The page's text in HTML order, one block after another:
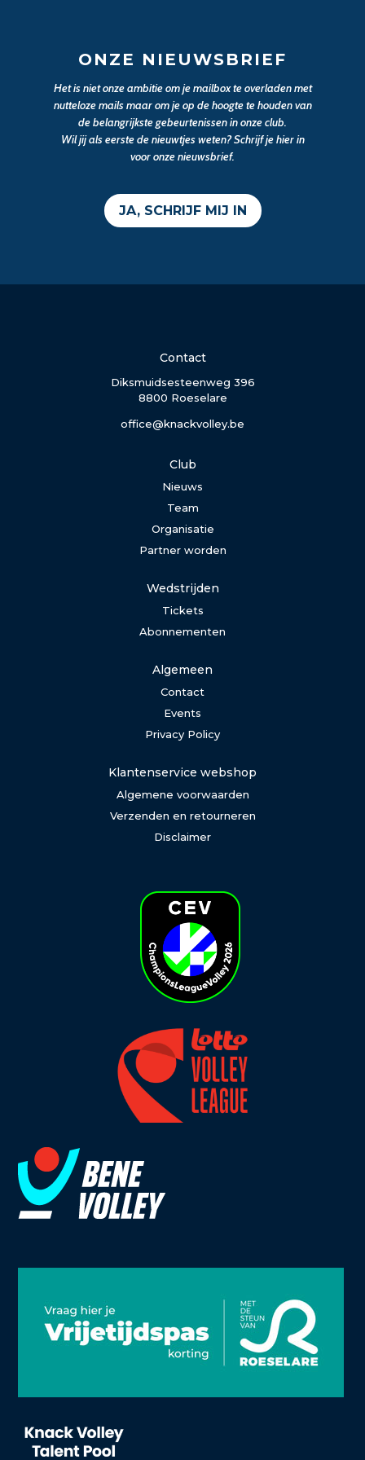
ONZE NIEUWSBRIEF
Het is niet onze ambitie om je mailbox te overladen met
nutteloze mails maar om je op de hoogte te houden van
de belangrijkste gebeurtenissen in onze club.
Wil jij als eerste de nieuwtjes weten? Schrijf je hier in
voor onze nieuwsbrief.
JA, SCHRIJF MIJ IN
Contact
Diksmuidsesteenweg 396
8800 Roeselare
office@knackvolley.be
Club
Nieuws
Team
Organisatie
Partner worden
Wedstrijden
Tickets
Abonnementen
Algemeen
Contact
Events
Privacy Policy
Klantenservice webshop
Algemene voorwaarden
Verzenden en retourneren
Disclaimer